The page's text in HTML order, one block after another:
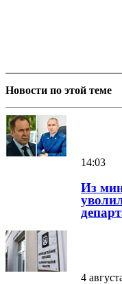
Новости по этой теме
14:03
Из
4